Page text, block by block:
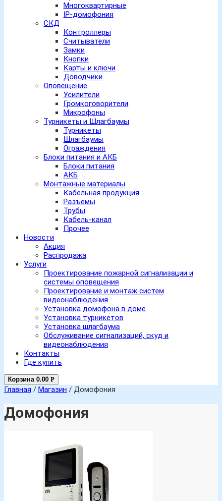
Многоквартирные
IP-домофония
СКД
Контроллеры
Считыватели
Замки
Кнопки
Карты и ключи
Доводчики
Оповещение
Усилители
Громкоговорители
Микрофоны
Турникеты и Шлагбаумы
Турникеты
Шлагбаумы
Ограждения
Блоки питания и АКБ
Блоки питания
АКБ
Монтажные материалы
Кабельная продукция
Разъемы
Трубы
Кабель-канал
Прочее
Новости
Акция
Распродажа
Услуги
Проектирование пожарной сигнализации и
системы оповещения
Проектирование и монтаж систем
видеонаблюдения
Установка домофона в доме
Установка турникетов
Установка шлагбаума
Обслуживание сигнализаций, скуд и
видеонаблюдения
Контакты
Где купить
Корзина 0.00 Р
Главная / Магазин / Домофония
Домофония